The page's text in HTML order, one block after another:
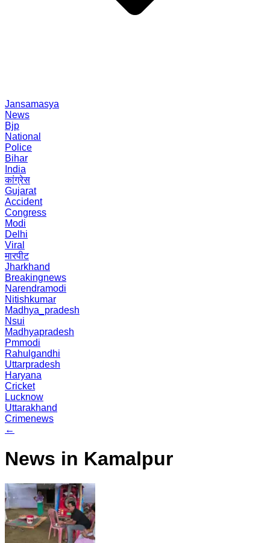
Jansamasya
News
Bjp
National
Police
Bihar
India
कांग्रेस
Gujarat
Accident
Congress
Modi
Delhi
Viral
मारपीट
Jharkhand
Breakingnews
Narendramodi
Nitishkumar
Madhya_pradesh
Nsui
Madhyapradesh
Pmmodi
Rahulgandhi
Uttarpradesh
Haryana
Cricket
Lucknow
Uttarakhand
Crimenews
←
News in Kamalpur